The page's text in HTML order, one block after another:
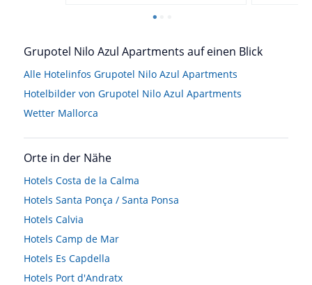
Grupotel Nilo Azul Apartments auf einen Blick
Alle Hotelinfos Grupotel Nilo Azul Apartments
Hotelbilder von Grupotel Nilo Azul Apartments
Wetter Mallorca
Orte in der Nähe
Hotels Costa de la Calma
Hotels Santa Ponça / Santa Ponsa
Hotels Calvia
Hotels Camp de Mar
Hotels Es Capdella
Hotels Port d'Andratx